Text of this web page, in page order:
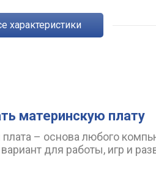
характеристики
материнскую плату
– основа любого
для работы, игр и